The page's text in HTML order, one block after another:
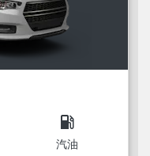
local_gas_station
汽油